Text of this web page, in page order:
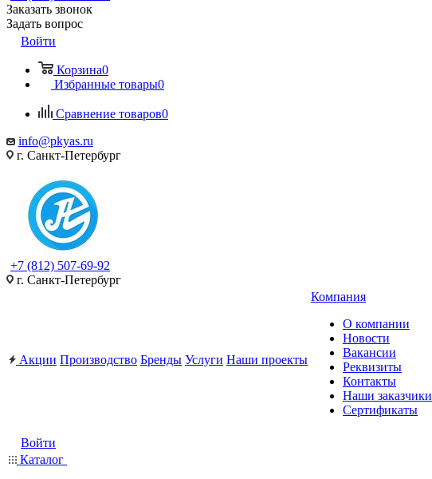
Заказать звонок
Задать вопрос
Войти
Корзина0
Избранные товары0
Сравнение товаров0
info@pkyas.ru
г. Санкт-Петербург
+7 (812) 507-69-92
г. Санкт-Петербург
Акции Производство Бренды Услуги Наши проекты
Компания
О компании
Новости
Вакансии
Реквизиты
Контакты
Наши заказчики
Сертификаты
Войти
Каталог